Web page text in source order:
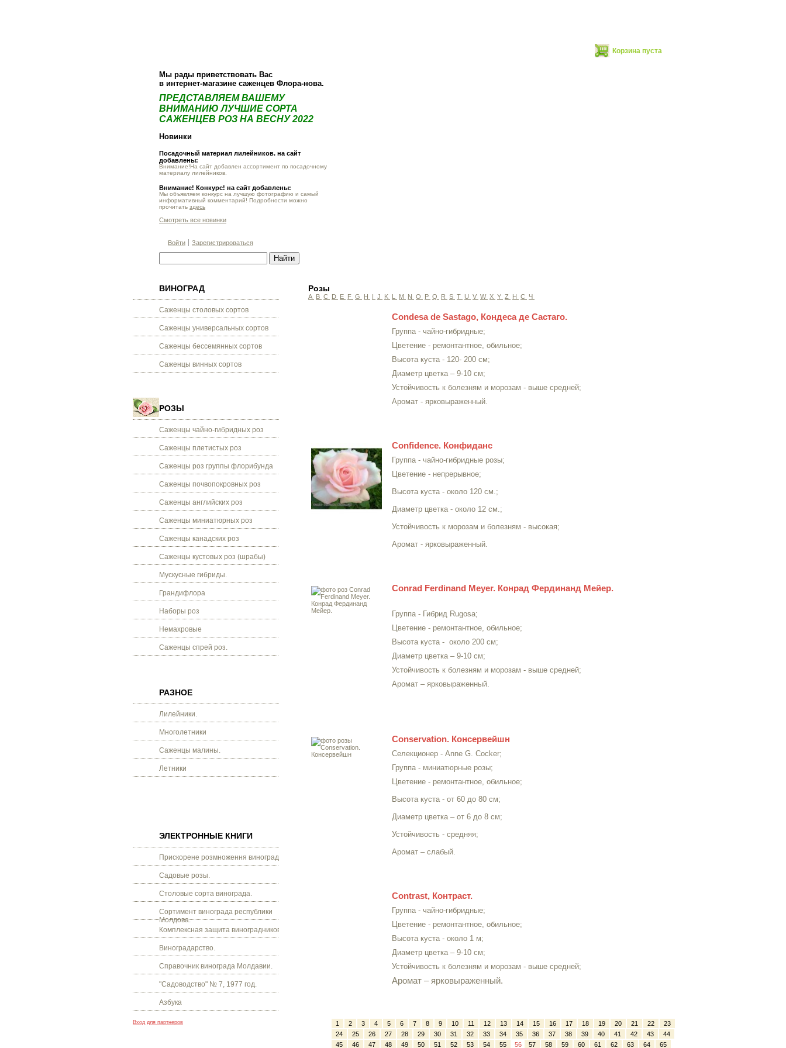
Корзина пуста
Мы рады приветствовать Вас
в интернет-магазине саженцев Флора-нова.
ПРЕДСТАВЛЯЕМ ВАШЕМУ
ВНИМАНИЮ ЛУЧШИЕ СОРТА
САЖЕНЦЕВ РОЗ НА ВЕСНУ 2022
Новинки
Посадочный материал лилейников. на сайт
добавлены:
Внимание!На сайт добавлен ассортимент по посадочному
материалу лилейников.
Внимание! Конкурс! на сайт добавлены:
Мы объявляем конкурс на лучшую фотографию и самый
информативный комментарий! Подробности можно
прочитать здесь
Смотреть все новинки
Войти Зарегистрироваться
ВИНОГРАД
Саженцы столовых сортов
Саженцы универсальных сортов
Саженцы бессемянных сортов
Саженцы винных сортов
РОЗЫ
Саженцы чайно-гибридных роз
Саженцы плетистых роз
Саженцы роз группы флорибунда
Саженцы почвопокровных роз
Саженцы английских роз
Саженцы миниатюрных роз
Саженцы канадских роз
Саженцы кустовых роз (шрабы)
Мускусные гибриды.
Грандифлора
Наборы роз
Немахровые
Саженцы спрей роз.
РАЗНОЕ
Лилейники.
Многолетники
Саженцы малины.
Летники
ЭЛЕКТРОННЫЕ КНИГИ
Прискорене розмноження винограду.
Садовые розы.
Столовые сорта винограда.
Сортимент винограда республики
Молдова.
Комплексная защита виноградников.
Виноградарство.
Справочник винограда Молдавии.
"Садоводство" № 7, 1977 год.
Азбука
Вход для партнеров
Розы
A B C D E F G H I J K L M N O P Q R S T U V W X Y Z Н С Ч
Condesa de Sastago, Кондеса де Састаго.
Группа - чайно-гибридные;
Цветение - ремонтантное, обильное;
Высота куста - 120- 200 см;
Диаметр цветка – 9-10 см;
Устойчивость к болезням и морозам - выше средней;
Аромат - ярковыраженный.
Confidence. Конфиданс
Группа - чайно-гибридные розы;
Цветение - непрерывное;
Высота куста - около 120 см.;
Диаметр цветка - около 12 см.;
Устойчивость к морозам и болезням - высокая;
Аромат - ярковыраженный.
Conrad Ferdinand Meyer. Конрад Фердинанд Мейер.
Группа - Гибрид Rugosa;
Цветение - ремонтантное, обильное;
Высота куста - около 200 см;
Диаметр цветка – 9-10 см;
Устойчивость к болезням и морозам - выше средней;
Аромат – ярковыраженный.
Conservation. Консервейшн
Селекционер - Anne G. Cocker;
Группа - миниатюрные розы;
Цветение - ремонтантное, обильное;
Высота куста - от 60 до 80 см;
Диаметр цветка – от 6 до 8 см;
Устойчивость - средняя;
Аромат – слабый.
Contrast, Контраст.
Группа - чайно-гибридные;
Цветение - ремонтантное, обильное;
Высота куста - около 1 м;
Диаметр цветка – 9-10 см;
Устойчивость к болезням и морозам - выше средней;
Аромат – ярковыраженный.
1 2 3 4 5 6 7 8 9 10 11 12 13 14 15 16 17 18 19 20 21 22
23
24
25 26 27 28 29 30 31 32 33 34 35 36 37 38 39 40 41 42 43
44
45
46 47 48 49 50 51 52 53 54 55 56 57 58 59 60 61 62 63 64 65